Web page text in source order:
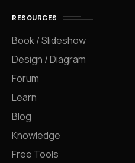
RESOURCES
Book / Slideshow
Design / Diagram
Forum
Learn
Blog
Knowledge
Free Tools